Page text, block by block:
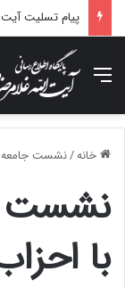
منو
خانه/نشست جامعه
نشست
با